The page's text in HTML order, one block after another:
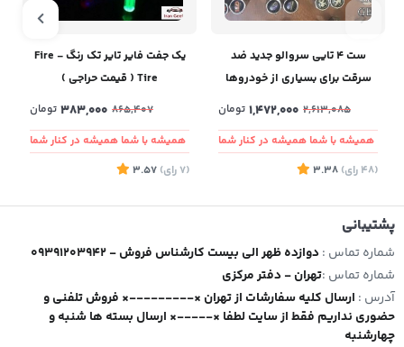
ست ۴ تایی سروالو جدید ضد
سرقت برای بسیاری از خودروها
2,613,085
1,472,000 تومان
همیشه با شما همیشه در کنار شما
(48
رای)
3.38
یک جفت فایر تایر تک رنگ - Fire
Tire ( قیمت حراجی )
865,407
383,000 تومان
همیشه با شما همیشه در کنار شما
(7 رای)
3.57
پشتیبانی
شماره تماس : 09391203942 - دوازده ظهر الی بیست کارشناس فروش
شماره تماس :تهران - دفتر مرکزی
آدرس : ارسال کلیه سفارشات از تهران ×---------× فروش تلفنی و
حضوری نداریم فقط از سایت لطفا ×-----× ارسال بسته ها شنبه و
چهارشنبه